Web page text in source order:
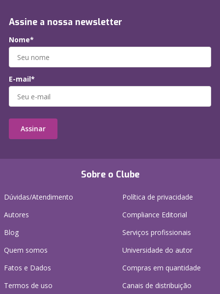
Sobre o Clube
Dúvidas/Atendimento
Autores
Blog
Quem somos
Fatos e Dados
Termos de uso
Política de privacidade
Compliance Editorial
Serviços profissionais
Universidade do autor
Compras em quantidade
Canais de distribuição
Assine a nossa newsletter
Nome*
E-mail*
Assinar